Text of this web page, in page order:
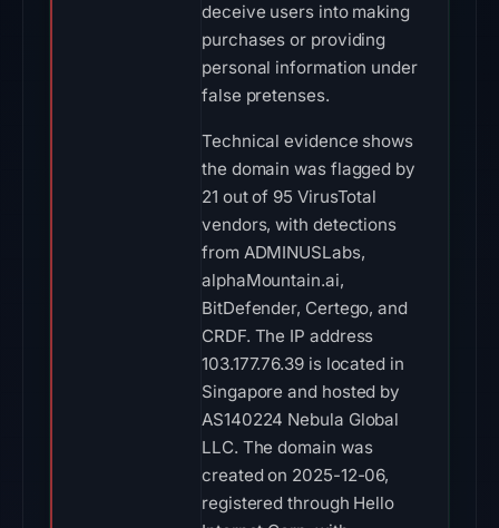
deceive users into making
purchases or providing
personal information under
false pretenses.
Technical evidence shows
the domain was flagged by
21 out of 95 VirusTotal
vendors, with detections
from ADMINUSLabs,
alphaMountain.ai,
BitDefender, Certego, and
CRDF. The IP address
103.177.76.39 is located in
Singapore and hosted by
AS140224 Nebula Global
LLC. The domain was
created on 2025-12-06,
registered through Hello